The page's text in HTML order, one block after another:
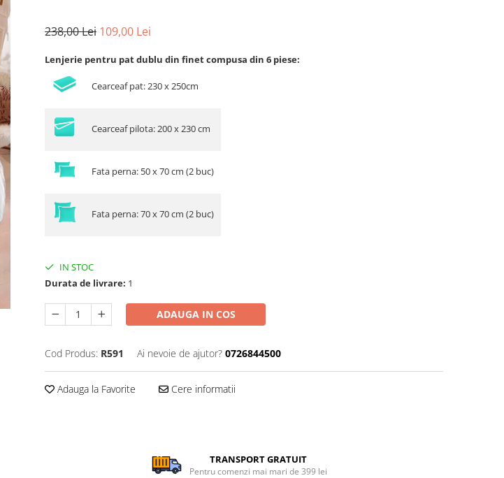
238,00 Lei 109,00 Lei
Lenjerie pentru pat dublu din finet compusa din 6 piese:
Cearceaf pat: 230 x 250cm
Cearceaf pilota: 200 x 230 cm
Fata perna: 50 x 70 cm (2 buc)
Fata perna: 70 x 70 cm (2 buc)
IN STOC
Durata de livrare: 1
ADAUGA IN COS
Cod Produs: R591 Ai nevoie de ajutor? 0726844500
Adauga la Favorite Cere informatii
TRANSPORT GRATUIT
Pentru comenzi mai mari de 399 lei